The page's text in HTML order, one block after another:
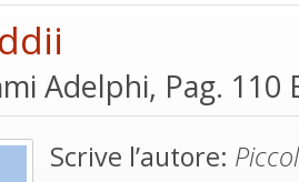
Adelphi, Pag. 110
Scrive l’autore: